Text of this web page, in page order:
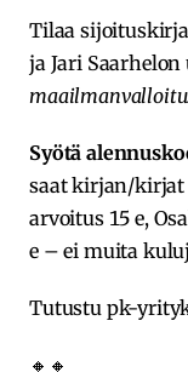
Tilaa sijoituskirja
ja Jari Saarhelon
Syötä
saat kirjan/
arvoitus 15 e,
e – ei muita
Tutustu pk-
🔸🔸